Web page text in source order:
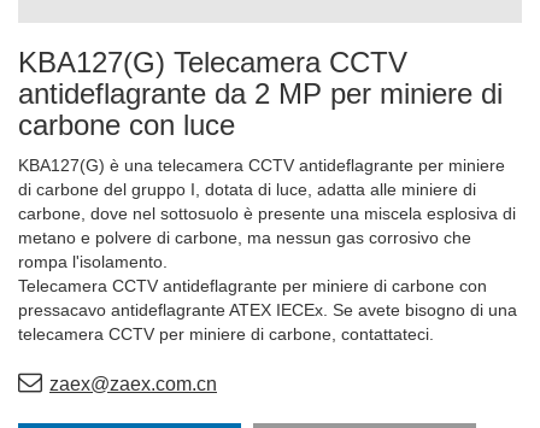
KBA127(G) Telecamera CCTV
antideflagrante da 2 MP per miniere di
carbone con luce
KBA127(G) è una telecamera CCTV antideflagrante per miniere
di carbone del gruppo I, dotata di luce, adatta alle miniere di
carbone, dove nel sottosuolo è presente una miscela esplosiva di
metano e polvere di carbone, ma nessun gas corrosivo che
rompa l'isolamento.
Telecamera CCTV antideflagrante per miniere di carbone con
pressacavo antideflagrante ATEX IECEx. Se avete bisogno di una
telecamera CCTV per miniere di carbone, contattateci.
zaex@zaex.com.cn